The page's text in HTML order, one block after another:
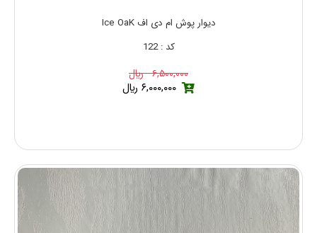
دیوار پوش ام دی اف Ice OaK
کد : 122
۶,۵۰۰,۰۰۰ ريال
۶,۰۰۰,۰۰۰ ريال